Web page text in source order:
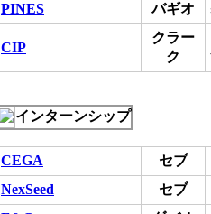
PINES
バギオ
CIP
クラー
ク
インターンシップ
CEGA セブ
NexSeed
セブ